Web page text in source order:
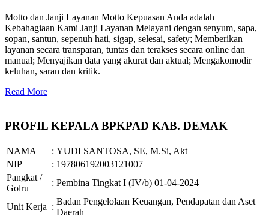
Motto dan Janji Layanan Motto Kepuasan Anda adalah
Kebahagiaan Kami Janji Layanan Melayani dengan senyum, sapa,
sopan, santun, sepenuh hati, sigap, selesai, safety; Memberikan
layanan secara transparan, tuntas dan terakses secara online dan
manual; Menyajikan data yang akurat dan aktual; Mengakomodir
keluhan, saran dan kritik.
Read More
PROFIL KEPALA BPKPAD KAB. DEMAK
NAMA : YUDI SANTOSA, SE, M.Si, Akt
NIP
: 197806192003121007
Pangkat /
Golru
: Pembina Tingkat I (IV/b) 01-04-2024
Unit Kerja :
Badan Pengelolaan Keuangan, Pendapatan dan Aset
Daerah